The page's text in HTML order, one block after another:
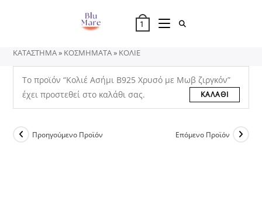
1
ΚΑΤΑΣΤΗΜΑ» ΚΟΣΜΗΜΑΤΑ» ΚΟΛΙΕ
Το προϊόν “Κολιέ Ασήμι Β925 Χρυσό με Μωβ ζιργκόν”
έχει προστεθεί στο καλάθι σας.
ΚΑΛΆΘΙ
Προηγούμενο Προϊόν Επόμενο Προϊόν